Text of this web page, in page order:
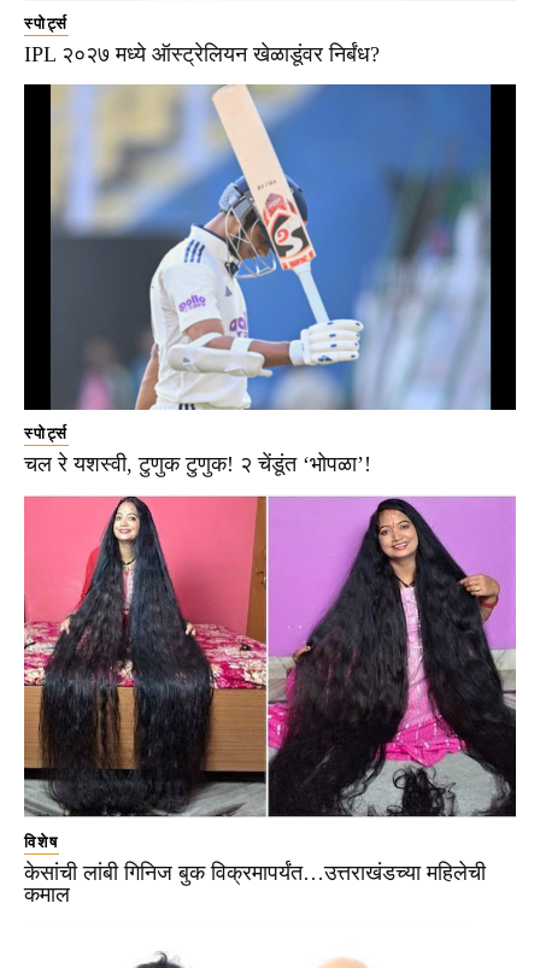
स्पोर्ट्स
IPL २०२७ मध्ये ऑस्ट्रेलियन खेळाडूंवर निर्बंध?
स्पोर्ट्स
चल रे यशस्वी, टुणुक टुणुक! २ चेंडूंत ‘भोपळा’!
विशेष
केसांची लांबी गिनिज बुक विक्रमापर्यंत…उत्तराखंडच्या महिलेची
कमाल